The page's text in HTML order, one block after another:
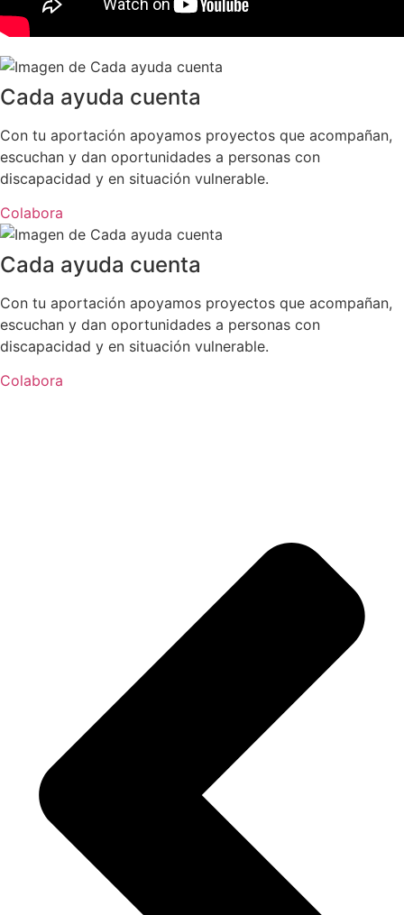
Cada ayuda cuenta
Con tu aportación apoyamos proyectos que acompañan,
escuchan y dan oportunidades a personas con
discapacidad y en situación vulnerable.
Colabora
Cada ayuda cuenta
Con tu aportación apoyamos proyectos que acompañan,
escuchan y dan oportunidades a personas con
discapacidad y en situación vulnerable.
Colabora